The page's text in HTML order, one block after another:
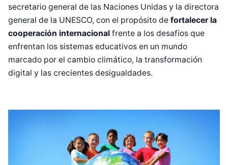
secretario general de las Naciones Unidas y la directora
general de la UNESCO, con el propósito de fortalecer la
cooperación internacional frente a los desafíos que
enfrentan los sistemas educativos en un mundo
marcado por el cambio climático, la transformación
digital y las crecientes desigualdades.